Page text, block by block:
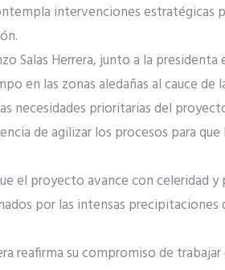
intervenciones estratégicas
Salas Herrera, junto a la presidenta
en las zonas aledañas al cauce de
necesidades prioritarias del
de agilizar los procesos para
el proyecto avance con celeridad y
por las intensas precipitaciones
reafirma su compromiso de